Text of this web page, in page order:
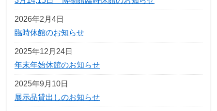
2026年2月4日
臨時休館のお知らせ
2025年12月24日
年末年始休館のお知らせ
2025年9月10日
展示品貸出しのお知らせ